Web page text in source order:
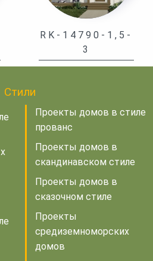
RK-14790-1,5-
3
Стили
Проекты домов в стиле
прованс
Проекты домов в
скандинавском стиле
Проекты домов в
сказочном стиле
Проекты
средиземноморских
домов